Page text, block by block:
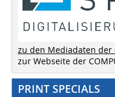
zu den Mediadaten der
zur Webseite der
PRINT SPECIALS